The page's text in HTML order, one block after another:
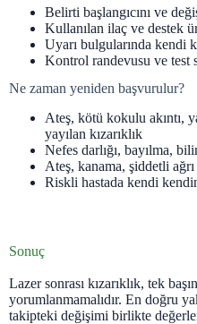
Belirti başlangıcını ve
Kullanılan ilaç ve destek
Uyarı bulgularında kendi
Kontrol randevusu ve test
Ne zaman yeniden başvurulur?
Ateş, kötü kokulu akıntı,
yayılan kızarıklık
Nefes darlığı, bayılma,
Ateş, kanama, şiddetli
Riskli hastada kendi
Sonuç
Lazer sonrası kızarıklık, tek
yorumlanmamalıdır. En doğru
takipteki değişimi birlikte